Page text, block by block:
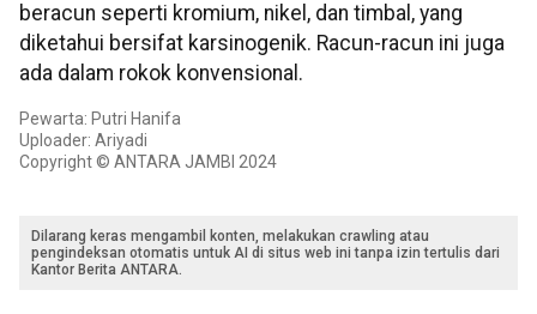
beracun seperti kromium, nikel, dan timbal, yang
diketahui bersifat karsinogenik. Racun-racun ini juga
ada dalam rokok konvensional.
Pewarta: Putri Hanifa
Uploader: Ariyadi
Copyright © ANTARA JAMBI 2024
Dilarang keras mengambil konten, melakukan crawling atau
pengindeksan otomatis untuk AI di situs web ini tanpa izin tertulis dari
Kantor Berita ANTARA.